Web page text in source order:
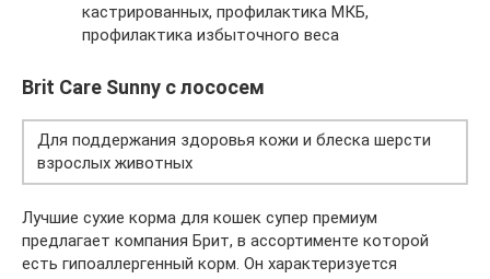
кастрированных, профилактика МКБ,
профилактика избыточного веса
Brit Care Sunny с лососем
Для поддержания здоровья кожи и блеска шерсти
взрослых животных
Лучшие сухие корма для кошек супер премиум
предлагает компания Брит, в ассортименте которой
есть гипоаллергенный корм. Он характеризуется